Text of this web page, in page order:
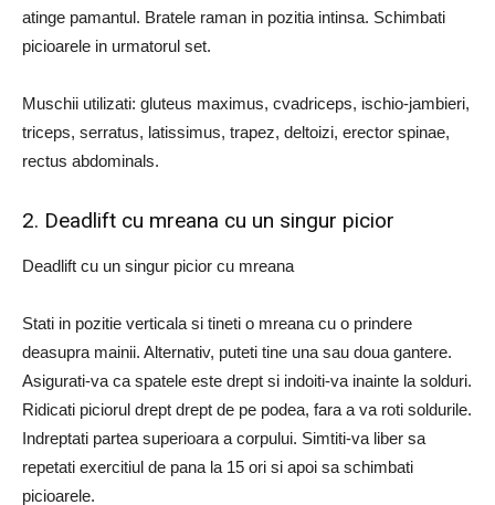
atinge pamantul. Bratele raman in pozitia intinsa. Schimbati
picioarele in urmatorul set.
Muschii utilizati: gluteus maximus, cvadriceps, ischio-jambieri,
triceps, serratus, latissimus, trapez, deltoizi, erector spinae,
rectus abdominals.
2. Deadlift cu mreana cu un singur picior
Deadlift cu un singur picior cu mreana
Stati in pozitie verticala si tineti o mreana cu o prindere
deasupra mainii. Alternativ, puteti tine una sau doua gantere.
Asigurati-va ca spatele este drept si indoiti-va inainte la solduri.
Ridicati piciorul drept drept de pe podea, fara a va roti soldurile.
Indreptati partea superioara a corpului. Simtiti-va liber sa
repetati exercitiul de pana la 15 ori si apoi sa schimbati
picioarele.